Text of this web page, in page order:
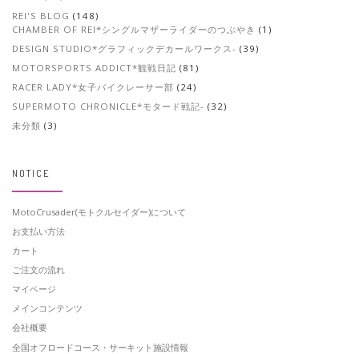
REI'S BLOG (148)
CHAMBER OF REI*シングルマザーライダーのつぶやき (1)
DESIGN STUDIO*グラフィックデカールワークス- (39)
MOTORSPORTS ADDICT*観戦日記 (81)
RACER LADY*女子バイクレーサー部 (24)
SUPERMOTO CHRONICLE*モタード戦記- (32)
未分類 (3)
NOTICE
MotoCrusader(モトクルセイダー)について
お支払い方法
カート
ご注文の流れ
マイページ
メインコンテンツ
会社概要
全国オフロードコース・サーキット施設情報